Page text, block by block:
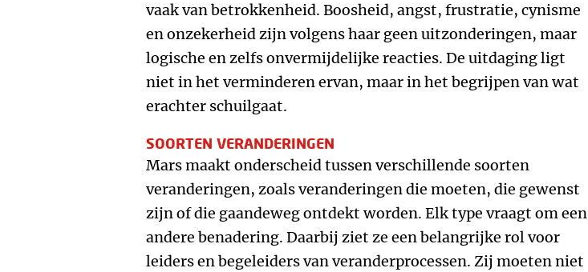
vaak van betrokkenheid. Boosheid, angst, frustratie, cynisme
en onzekerheid zijn volgens haar geen uitzonderingen, maar
logische en zelfs onvermijdelijke reacties. De uitdaging ligt
niet in het verminderen ervan, maar in het begrijpen van wat
erachter schuilgaat.
SOORTEN VERANDERINGEN
Mars maakt onderscheid tussen verschillende soorten
veranderingen, zoals veranderingen die moeten, die gewenst
zijn of die gaandeweg ontdekt worden. Elk type vraagt om een
andere benadering. Daarbij ziet ze een belangrijke rol voor
leiders en begeleiders van veranderprocessen. Zij moeten niet